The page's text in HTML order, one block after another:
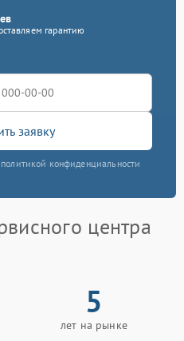
гарантию
заявку
конфиденциальности
центра
5
лет на рынке